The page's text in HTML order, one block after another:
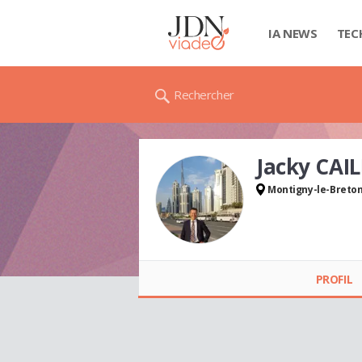
IA NEWS
Rechercher
Jacky
Montigny-le-
PROFIL